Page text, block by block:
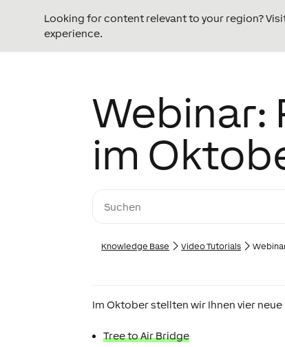
Looking for content relevant to your region?
experience.
Webinar:
im
Knowledge Base Video Tutorials
Im Oktober stellten wir Ihnen vier
Tree to Air Bridge